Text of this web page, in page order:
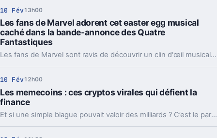
10 Fév13h00
Les fans de Marvel adorent cet easter egg musical
caché dans la bande-annonce des Quatre
Fantastiques
Les fans de Marvel sont ravis de découvrir un clin d'œil musical subtil dans la bande-annonce des Quatre Fantastiques, qui rend un hommage caché aux bandes dessinées originales.
10 Fév12h00
Les memecoins : ces cryptos virales qui défient la
finance
Et si une simple blague pouvait valoir des milliards ? C’est le pari insensé des memecoins, ces cryptos nées d’internet qui séduisent autant qu’elles inquiètent.